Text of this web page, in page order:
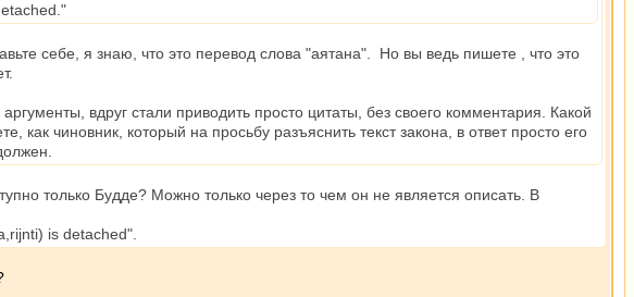
себе, я знаю, что это перевод слова "аятана". Но вы ведь пишете , что это
вдруг стали приводить просто цитаты, без своего комментария. Какой
чиновник, который на просьбу разъяснить текст закона, в ответ просто его
только Будде? Можно только через то чем он не является описать. В
is detached".